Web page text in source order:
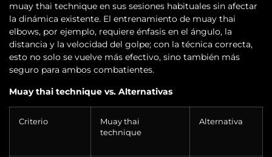
muay thai technique en sus sesiones habituales sin afectar
la dinámica existente. El entrenamiento de muay thai
elbows, por ejemplo, requiere énfasis en el ángulo, la
distancia y la velocidad del golpe; con la técnica correcta,
esto no solo se vuelve más efectivo, sino también más
seguro para ambos combatientes.
Muay thai technique vs. Alternativas
Criterio
Muay thai
technique
Alternativa